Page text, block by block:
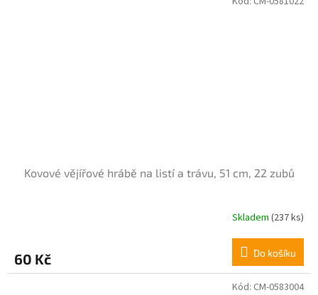
Kovové vějířové hrábě na listí a trávu, 51 cm, 22 zubů
je
4,5
Skladem(237 ks)
60 Kč Do košíku
Kód: CM-0583004